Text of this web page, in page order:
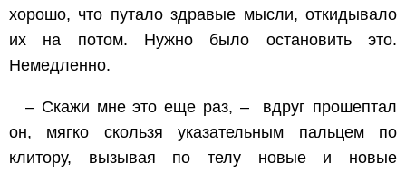
хорошо, что путало здравые мысли, откидывало
их на потом. Нужно было остановить это.
Немедленно.
– Скажи мне это еще раз, – вдруг прошептал
он, мягко скользя указательным пальцем по
клитору, вызывая по телу новые и новые